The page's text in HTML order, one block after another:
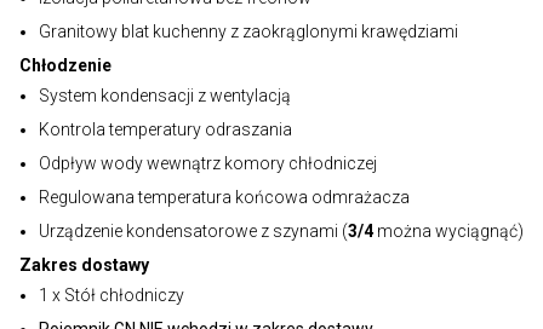
Granitowy blat kuchenny z zaokrąglonymi krawędziami
Chłodzenie
System kondensacji z wentylacją
Kontrola temperatury odraszania
Odpływ wody wewnątrz komory chłodniczej
Regulowana temperatura końcowa odmrażacza
Urządzenie kondensatorowe z szynami (3/4można wyciągnąć)
Zakres dostawy
1 x Stół chłodniczy